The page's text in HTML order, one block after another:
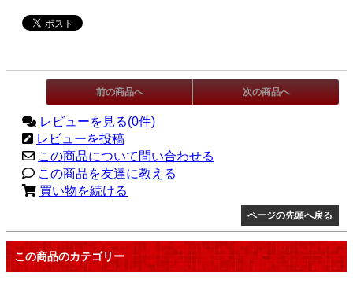
前の商品へ 次の商品へ
レビューを見る(0件)
レビューを投稿
この商品について問い合わせる
この商品を友達に教える
買い物を続ける
ページの先頭へ戻る
この商品のカテゴリー